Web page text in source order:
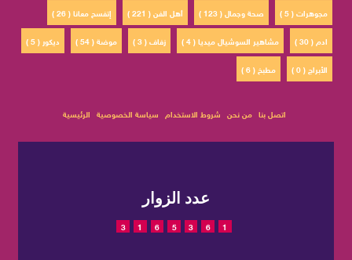
إتفسح معانا ( 26 )
أهل الفن ( 221 ) صحة وجمال ( 123 )
مجوهرات ( 5 )
ديكور ( 5 )
موضة ( 54 ) زفاف ( 3 ) مشاهير السوشيال ميديا ( 4 )
ادم ( 30 )
مطبخ ( 6 )
الأبراج ( 0 )
الرئيسية سياسة الخصوصية شروط الاستخدام من نحن اتصل بنا
عدد الزوار
3 1 6 5 3 6 1